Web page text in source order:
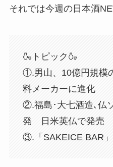
それでは今週の日本酒
🍶トピック🍶
①.男山、10億円規模
料メーカーに進化
②.福島･大七酒造､仏
発 日米英仏で発売
③.「SAKEICE BAR